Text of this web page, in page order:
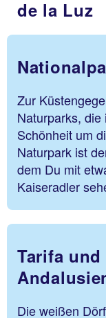
de la Luz
Zur
Naturparks,
Schönheit um
Naturpark ist
dem Du mit
Kaiseradler
Tarifa
Die weißen